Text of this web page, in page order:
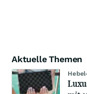
Aktuelle Themen